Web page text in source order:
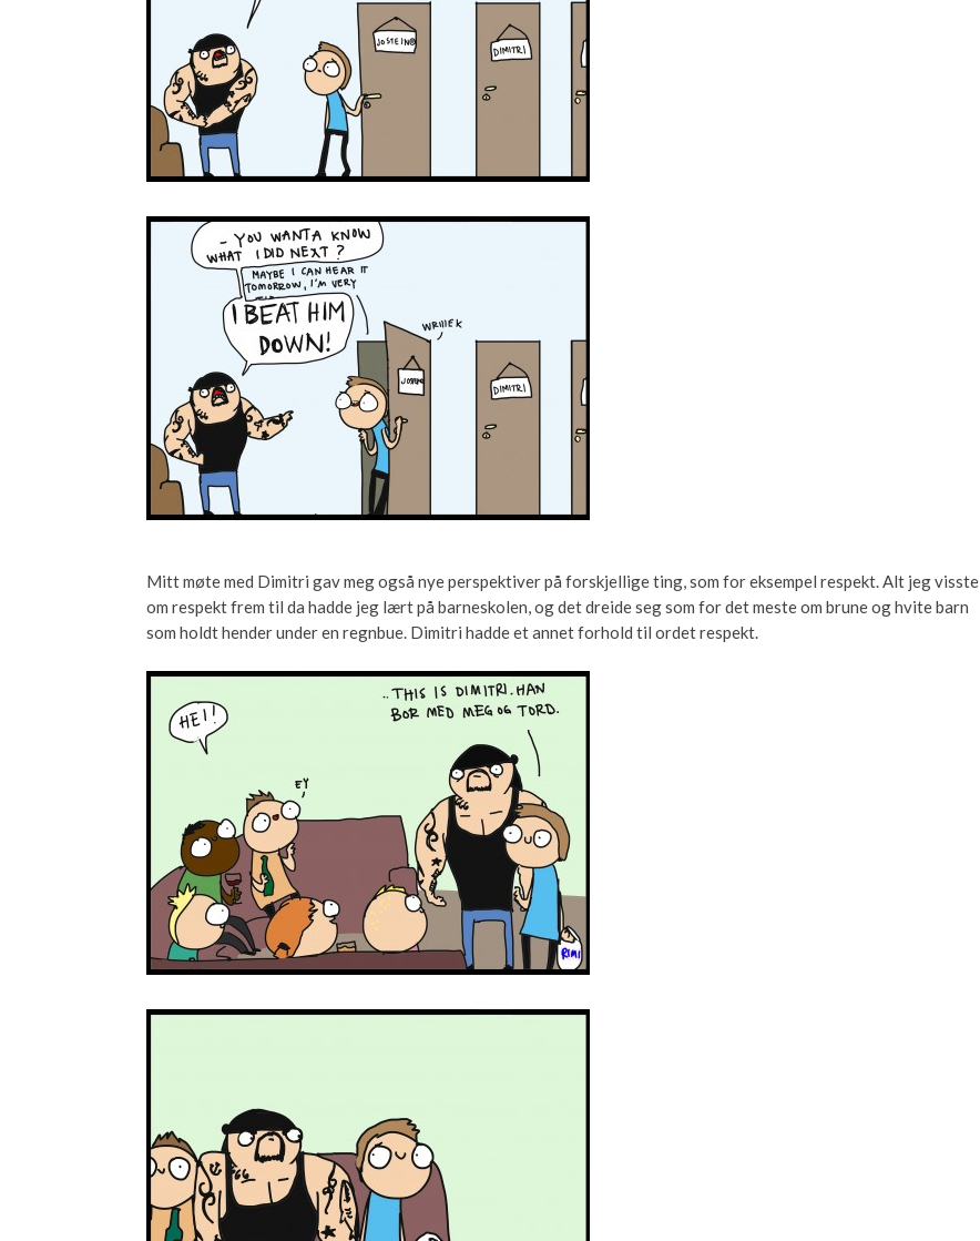
Mitt møte med Dimitri gav meg også nye perspektiver på forskjellige ting, som for eksempel respekt. Alt jeg visste
om respekt frem til da hadde jeg lært på barneskolen, og det dreide seg som for det meste om brune og hvite barn
som holdt hender under en regnbue. Dimitri hadde et annet forhold til ordet respekt.